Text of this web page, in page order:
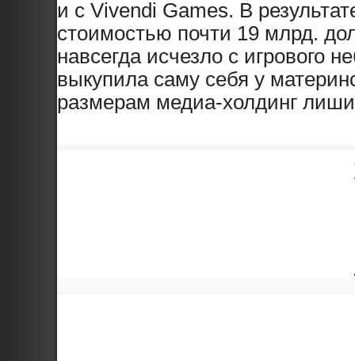
и с Vivendi Games. В
стоимостью почти 19 млрд.
навсегда исчезло с игрового
выкупила саму себя у
размерам медиа-холдинг